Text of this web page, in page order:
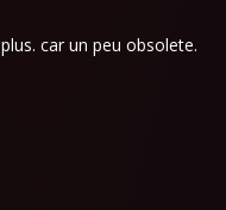
car un peu obsolete.